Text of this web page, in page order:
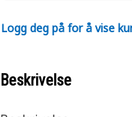
Logg deg på for å vise
Beskrivelse